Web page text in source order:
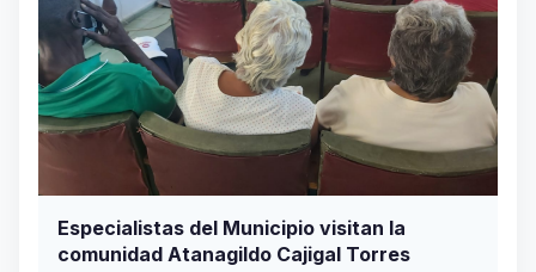
Especialistas del Municipio visitan la
comunidad Atanagildo Cajigal Torres